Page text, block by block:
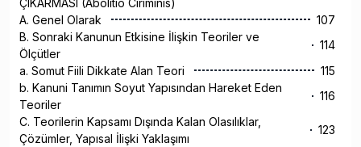
A. Genel Olarak
107
B. Sonraki Kanunun Etkisine İlişkin Teoriler ve
Ölçütler
114
a. Somut Fiili Dikkate Alan Teori
115
b. Kanuni Tanımın Soyut Yapısından Hareket Eden
Teoriler
116
C. Teorilerin Kapsamı Dışında Kalan Olasılıklar,
Çözümler, Yapısal İlişki Yaklaşımı
123